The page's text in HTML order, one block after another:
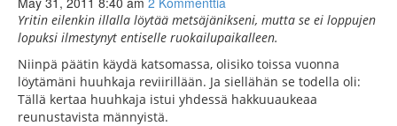
Yritin eilenkin illalla löytää metsäjänikseni, mutta se ei loppujen
lopuksi ilmestynyt entiselle ruokailupaikalleen.
Niinpä päätin käydä katsomassa, olisiko toissa vuonna
löytämäni huuhkaja reviirillään. Ja siellähän se todella oli:
Tällä kertaa huuhkaja istui yhdessä hakkuuaukeaa
reunustavista männyistä.